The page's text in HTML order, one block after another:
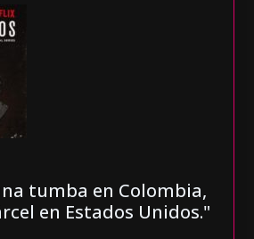
tumba en Colombia,
en Estados Unidos."